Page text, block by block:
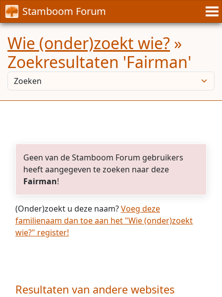
Stamboom Forum
Wie (onder)zoekt wie? »
Zoekresultaten 'Fairman'
Geen van de Stamboom Forum gebruikers
heeft aangegeven te zoeken naar deze
Fairman!
(Onder)zoekt u deze naam?Voeg deze
familienaam dan toe aan het "Wie (onder)zoekt
wie?" register!
Resultaten van andere websites